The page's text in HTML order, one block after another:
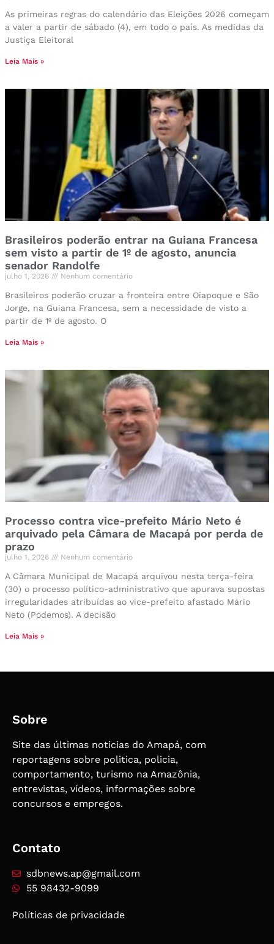
As primeiras regras do calendário das Eleições 2026 começam
a valer a partir de sábado (4), em todo o país. As medidas da
Justiça Eleitoral
Leia Mais »
Brasileiros poderão entrar na Guiana Francesa
sem visto a partir de 1º de agosto, anuncia
senador Randolfe
julho 1, 2026 Nenhum comentário
Brasileiros poderão cruzar a fronteira entre Oiapoque e São
Jorge, na Guiana Francesa, sem a necessidade de visto a
partir de 1º de agosto. O
Leia Mais »
Processo contra vice-prefeito Mário Neto é
arquivado pela Câmara de Macapá por perda de
prazo
julho 1, 2026 Nenhum comentário
A Câmara Municipal de Macapá arquivou nesta terça-feira
(30) o processo político-administrativo que apurava supostas
irregularidades atribuídas ao vice-prefeito afastado Mário
Neto (Podemos). A decisão
Leia Mais »
Sobre
Site das últimas noticias do Amapá, com
reportagens sobre politica, policia,
comportamento, turismo na Amazônia,
entrevistas, vídeos, informações sobre
concursos e empregos.
Contato
sdbnews.ap@gmail.com
55 98432-9099
Políticas de privacidade